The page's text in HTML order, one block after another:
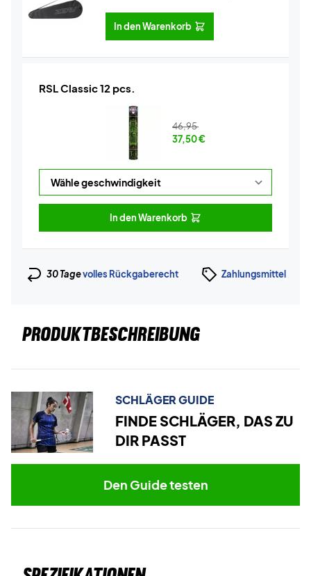
In den Warenkorb
RSL Classic 12 pcs.
46,95
37,50€
In den Warenkorb
30 Tagevolles Rückgaberecht Zahlungsmittel
PRODUKTBESCHREIBUNG
SCHLÄGER GUIDE
FINDE SCHLÄGER, DAS ZU
DIR PASST
Den Guide testen